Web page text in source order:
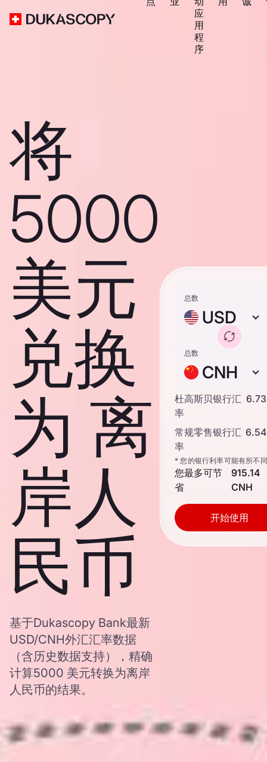
应
用
程
序
将
5000
美元
兑换
为 离
岸人
民币
基于Dukascopy Bank最新
USD/CNH外汇汇率数据
（含历史数据支持），精确
计算5000 美元转换为离岸
人民币的结果。
总数
USD
总数
CNH
杜高斯贝银行汇
率
常规零售银行汇
率
* 您的银行利率可能有所不同
您最多可节
省
915.14
CNH
开始使用